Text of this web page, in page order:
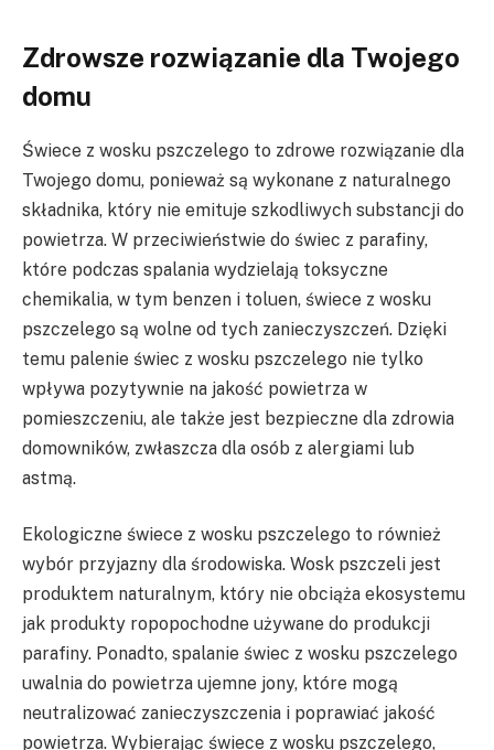
Zdrowsze rozwiązanie dla Twojego
domu
Świece z wosku pszczelego to zdrowe rozwiązanie dla
Twojego domu, ponieważ są wykonane z naturalnego
składnika, który nie emituje szkodliwych substancji do
powietrza. W przeciwieństwie do świec z parafiny,
które podczas spalania wydzielają toksyczne
chemikalia, w tym benzen i toluen, świece z wosku
pszczelego są wolne od tych zanieczyszczeń. Dzięki
temu palenie świec z wosku pszczelego nie tylko
wpływa pozytywnie na jakość powietrza w
pomieszczeniu, ale także jest bezpieczne dla zdrowia
domowników, zwłaszcza dla osób z alergiami lub
astmą.
Ekologiczne świece z wosku pszczelego to również
wybór przyjazny dla środowiska. Wosk pszczeli jest
produktem naturalnym, który nie obciąża ekosystemu
jak produkty ropopochodne używane do produkcji
parafiny. Ponadto, spalanie świec z wosku pszczelego
uwalnia do powietrza ujemne jony, które mogą
neutralizować zanieczyszczenia i poprawiać jakość
powietrza. Wybierając świece z wosku pszczelego,